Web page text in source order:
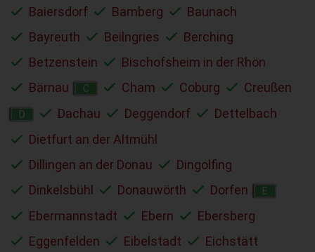
Baiersdorf
Bamberg
Baunach
Bayreuth
Beilngries
Berching
Betzenstein
Bischofsheim in der Rhön
Bärnau
C Cham Coburg Creußen
D Dachau Deggendorf
Dettelbach
Dietfurt an der Altmühl
Dillingen an der Donau
Dingolfing
Dinkelsbühl
Donauwörth Dorfen E
Ebermannstadt Ebern
Ebersberg
Eggenfelden
Eibelstadt
Eichstätt